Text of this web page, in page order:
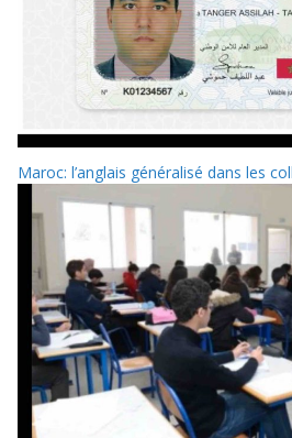
Maroc: l’anglais généralisé dans les